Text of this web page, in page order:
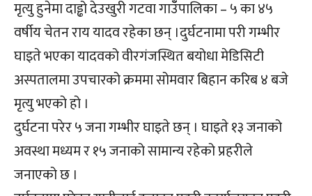
मृत्यु हुनेमा दाड्ढो देउखुरी गटवा गाउँँपालिका – ५ का ४५
वर्षीय चेतन राय यादव रहेका छन् ।दुर्घटनामा परी गम्भीर
घाइते भएका यादवको वीरगंजस्थित बयोधा मेडिसिटी
अस्पतालमा उपचारको क्रममा सोमवार बिहान करिब ४ बजे
मृत्यु भएको हो ।
दुर्घटना परेर ५ जना गम्भीर घाइते छन् । घाइते १३ जनाको
अवस्था मध्यम र १५ जनाको सामान्य रहेको प्रहरीले
जनाएको छ ।